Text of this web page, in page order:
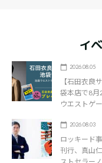
イ
2026.08.05
【石田衣
袋本店で8
ウエストゲ
2026.08.03
ロッキード
刊行、真山